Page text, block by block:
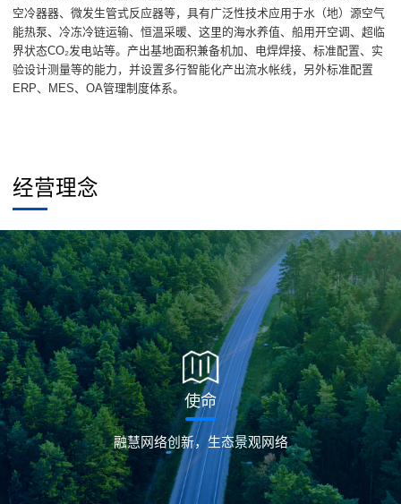
空冷器器、微发生管式反应器等，具有广泛性技术应用于水（地）源空气
能热泵、冷冻冷链运输、恒温采暖、这里的海水养值、船用开空调、超临
界状态CO₂发电站等。产出基地面积兼备机加、电焊焊接、标准配置、实
验设计测量等的能力，并设置多行智能化产出流水帐线，另外标准配置
ERP、MES、OA管理制度体系。
经营理念
使命
融慧网络创新，生态景观网络